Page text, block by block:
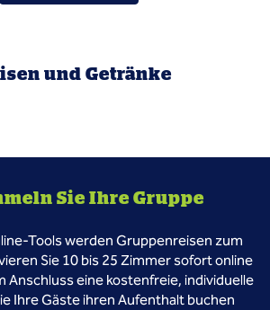
und Getränke
Sie Ihre Gruppe
Tools werden Gruppenreisen zum
Sie 10 bis 25 Zimmer sofort online
Anschluss eine kostenfreie, individuelle
Ihre Gäste ihren Aufenthalt buchen